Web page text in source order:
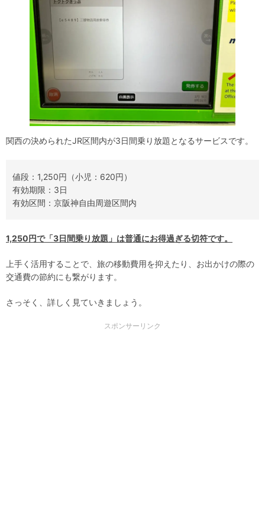
関西の決められたJR区間内が3日間乗り放題となるサービスです。
値段：1,250円（小児：620円）
有効期限：3日
有効区間：京阪神自由周遊区間内
1,250円で「3日間乗り放題」は普通にお得過ぎる切符です。
上手く活用することで、旅の移動費用を抑えたり、お出かけの際の
交通費の節約にも繋がります。
さっそく、詳しく見ていきましょう。
スポンサーリンク